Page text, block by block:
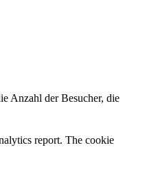
Anzahl der Besucher, die
report. The cookie